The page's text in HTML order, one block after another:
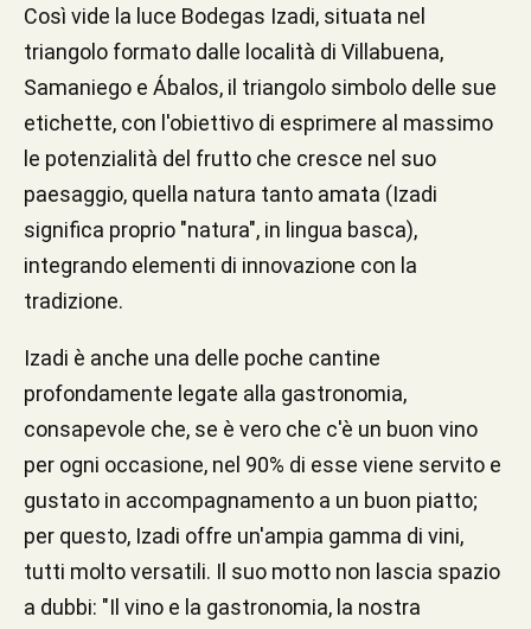
Così vide la luce Bodegas Izadi, situata nel
triangolo formato dalle località di Villabuena,
Samaniego e Ábalos, il triangolo simbolo delle sue
etichette, con l'obiettivo di esprimere al massimo
le potenzialità del frutto che cresce nel suo
paesaggio, quella natura tanto amata (Izadi
significa proprio "natura", in lingua basca),
integrando elementi di innovazione con la
tradizione.
Izadi è anche una delle poche cantine
profondamente legate alla gastronomia,
consapevole che, se è vero che c'è un buon vino
per ogni occasione, nel 90% di esse viene servito e
gustato in accompagnamento a un buon piatto;
per questo, Izadi offre un'ampia gamma di vini,
tutti molto versatili. Il suo motto non lascia spazio
a dubbi: "Il vino e la gastronomia, la nostra